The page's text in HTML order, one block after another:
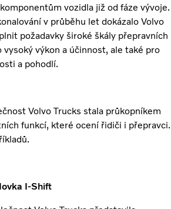
vozidla již od fáze vývoje.
v průběhu let dokázalo Volvo
požadavky široké škály přepravních
vysoký výkon a účinnost, ale také pro
a pohodlí.
Volvo Trucks stala průkopníkem
funkcí, které ocení řidiči i přepravci.
I-Shift